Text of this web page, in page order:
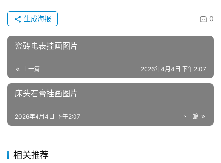
0
生成海报
瓷砖电表挂画图片
上一篇 2026年4月4日 下午2:07
床头石膏挂画图片
下一篇
2026年4月4日 下午2:07
相关推荐